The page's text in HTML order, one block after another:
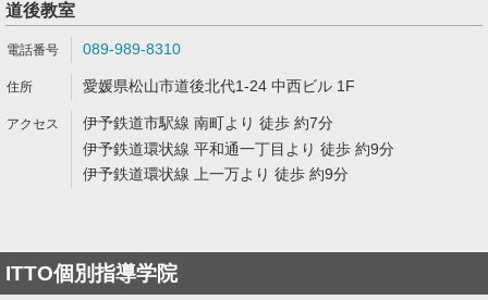
道後教室
089-989-8310
愛媛県松山市道後北代1-24 中西ビル 1F
伊予鉄道市駅線 南町より 徒歩 約7分
伊予鉄道環状線 平和通一丁目より 徒歩 約9分
伊予鉄道環状線 上一万より 徒歩 約9分
ITTO個別指導学院